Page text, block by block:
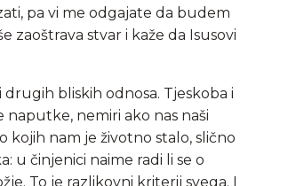
pa vi me odgajate da budem
zaoštrava stvar i kaže da Isusovi
bliskih odnosa. Tjeskoba i
nemiri ako nas naši
nam je životno stalo, slično
u činjenici naime radi li se o
To je razlikovni kriterij svega. I